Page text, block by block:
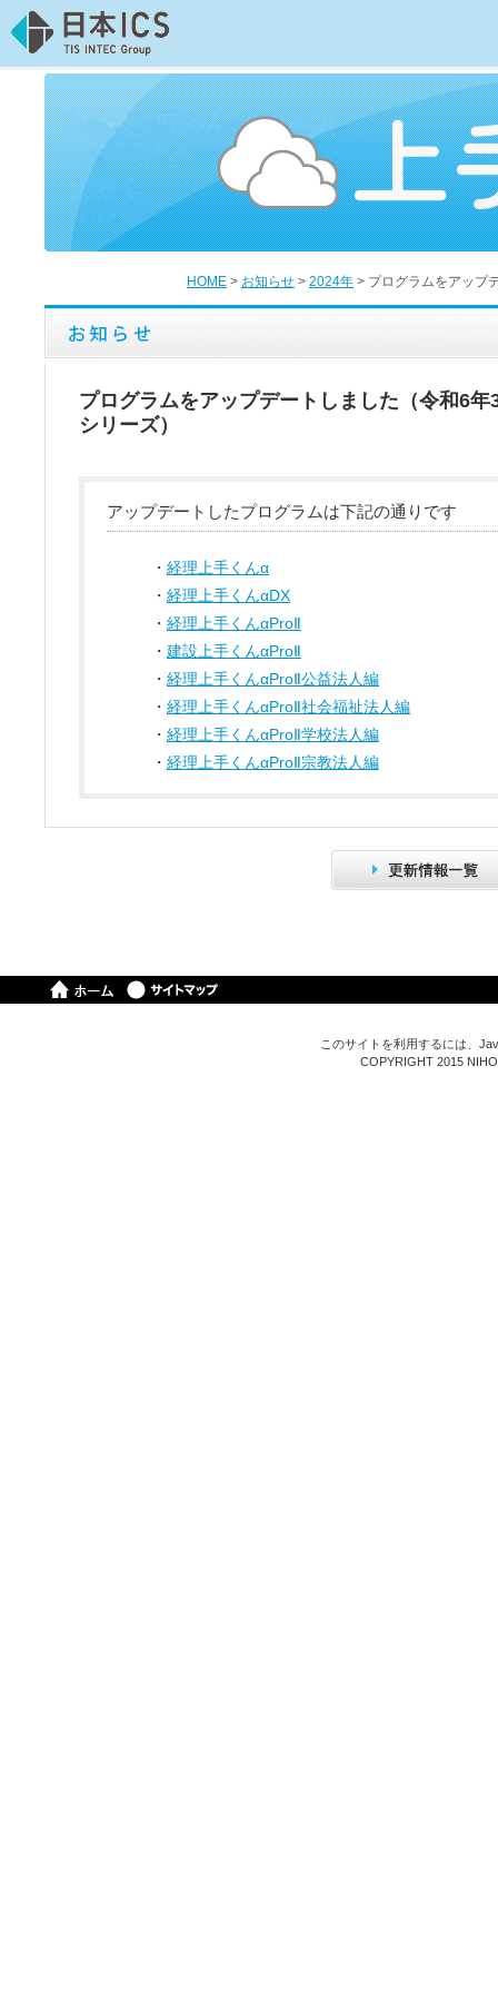
HOME > お知らせ > 2024年 > プログラムをアップ
プログラムをアップデートしました（令和6
シリーズ）
アップデートしたプログラムは下記の通りです
・ 経理上手くんα
・ 経理上手くんαDX
・ 経理上手くんαProⅡ
・ 建設上手くんαProⅡ
・ 経理上手くんαProⅡ公益法人編
・ 経理上手くんαProⅡ社会福祉法人編
・ 経理上手くんαProⅡ学校法人編
・ 経理上手くんαProⅡ宗教法人編
このサイトを利用するには、
COPYRIGHT 2015